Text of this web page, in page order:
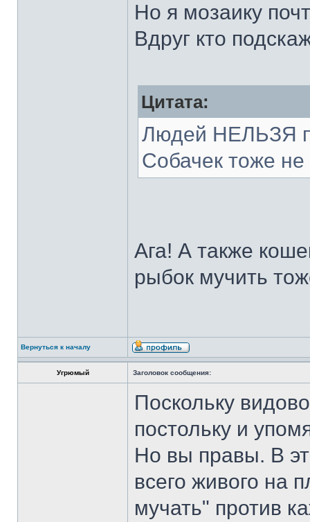
Но я мозаику
Вдруг кто
Цитата:
Людей НЕЛЬЗЯ
Собачек тоже не
Ага! А также
рыбок мучить
Вернуться к началу
Угрюмый Заголовок сообщения:
Поскольку
постольку и
Но вы правы. В
всего живого на
мучать" против